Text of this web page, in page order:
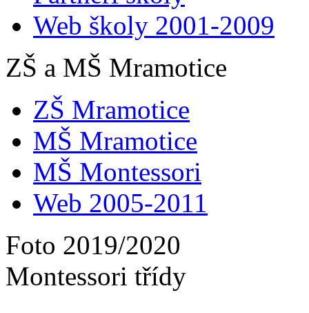
Web školy 2001-2009
ZŠ a MŠ Mramotice
ZŠ Mramotice
MŠ Mramotice
MŠ Montessori
Web 2005-2011
Foto 2019/2020
Montessori třídy